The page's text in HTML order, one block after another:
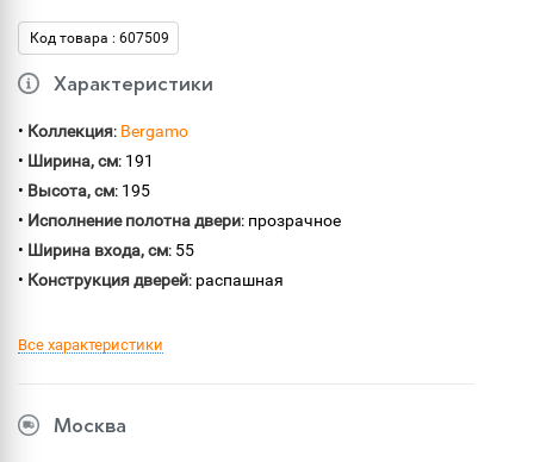
Код товара : 607509
Характеристики
• Коллекция: Bergamo
• Ширина, см: 191
• Высота, см: 195
• Исполнение полотна двери: прозрачное
• Ширина входа, см: 55
• Конструкция дверей: распашная
Все характеристики
Москва